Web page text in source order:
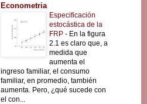
Econometria
Especificación
estocástica de la
FRP - En la figura
2.1 es claro que, a
medida que
aumenta el
ingreso familiar, el consumo
familiar, en promedio, también
aumenta. Pero, ¿qué sucede con
el con...